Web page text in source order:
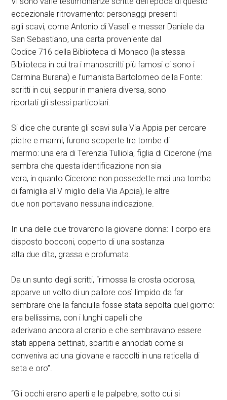
eccezionale ritrovamento: personaggi presenti
agli scavi, come Antonio di Vaseli e messer Daniele da
San Sebastiano, una carta proveniente dal
Codice 716 della Biblioteca di Monaco (la stessa
Biblioteca in cui tra i manoscritti più famosi ci sono i
Carmina Burana) e l’umanista Bartolomeo della Fonte:
scritti in cui, seppur in maniera diversa, sono
riportati gli stessi particolari.
Si dice che durante gli scavi sulla Via Appia per cercare
pietre e marmi, furono scoperte tre tombe di
marmo: una era di Terenzia Tulliola, figlia di Cicerone (ma
sembra che questa identificazione non sia
vera, in quanto Cicerone non possedette mai una tomba
di famiglia al V miglio della Via Appia), le altre
due non portavano nessuna indicazione.
In una delle due trovarono la giovane donna: il corpo era
disposto bocconi, coperto di una sostanza
alta due dita, grassa e profumata.
Da un sunto degli scritti, “rimossa la crosta odorosa,
apparve un volto di un pallore così limpido da far
sembrare che la fanciulla fosse stata sepolta quel giorno:
era bellissima, con i lunghi capelli che
aderivano ancora al cranio e che sembravano essere
stati appena pettinati, spartiti e annodati come si
conveniva ad una giovane e raccolti in una reticella di
seta e oro”.
“Gli occhi erano aperti e le palpebre, sotto cui si